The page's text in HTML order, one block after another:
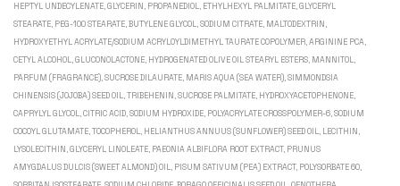
HEPTYL UNDECYLENATE, GLYCERIN, PROPANEDIOL, ETHYLHEXYL PALMITATE, GLYCERYL
STEARATE, PEG-100 STEARATE, BUTYLENE GLYCOL, SODIUM CITRATE, MALTODEXTRIN,
HYDROXYETHYL ACRYLATE/SODIUM ACRYLOYLDIMETHYL TAURATE COPOLYMER, ARGININE PCA,
CETYL ALCOHOL, GLUCONOLACTONE, HYDROGENATED OLIVE OIL STEARYL ESTERS, MANNITOL,
PARFUM (FRAGRANCE), SUCROSE DILAURATE, MARIS AQUA (SEA WATER), SIMMONDSIA
CHINENSIS (JOJOBA) SEED OIL, TRIBEHENIN, SUCROSE PALMITATE, HYDROXYACETOPHENONE,
CAPRYLYL GLYCOL, CITRIC ACID, SODIUM HYDROXIDE, POLYACRYLATE CROSSPOLYMER-6, SODIUM
COCOYL GLUTAMATE, TOCOPHEROL, HELIANTHUS ANNUUS (SUNFLOWER) SEED OIL, LECITHIN,
LYSOLECITHIN, GLYCERYL LINOLEATE, PAEONIA ALBIFLORA ROOT EXTRACT, PRUNUS
AMYGDALUS DULCIS (SWEET ALMOND) OIL, PISUM SATIVUM (PEA) EXTRACT, POLYSORBATE 60,